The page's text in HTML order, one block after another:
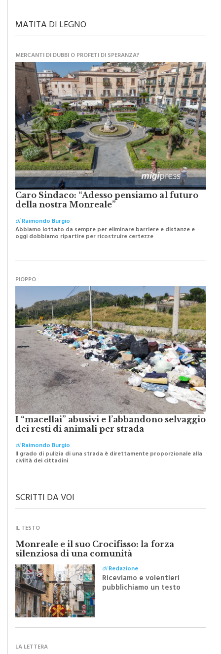
MATITA DI LEGNO
MERCANTI DI DUBBI O PROFETI DI SPERANZA?
Caro Sindaco: “Adesso pensiamo al futuro
della nostra Monreale”
diRaimondo Burgio
Abbiamo lottato da sempre per eliminare barriere e distanze e
oggi dobbiamo ripartire per ricostruire certezze
PIOPPO
I “macellai” abusivi e l’abbandono selvaggio
dei resti di animali per strada
diRaimondo Burgio
Il grado di pulizia di una strada è direttamente proporzionale alla
civiltà dei cittadini
SCRITTI DA VOI
IL TESTO
Monreale e il suo Crocifisso: la forza
silenziosa di una comunità
diRedazione
Riceviamo e volentieri
pubblichiamo un testo
Festa del Santissimo
LA LETTERA